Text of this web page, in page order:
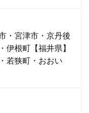
・宮津市・京丹後
伊根町【福井県】
若狭町・おおい